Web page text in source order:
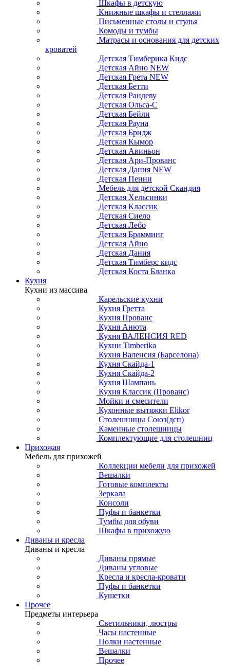
Шкафы в детскую
Книжные шкафы и стеллажи
Письменные столы и стулья
Комоды и тумбы
Матрасы и основания для детских
кроватей
Детская Тимберика Кидс
Детская Айно NEW
Детская Грета NEW
Детская Бетти
Детская Рандеву
Детская Ольса-С
Детская Бейли
Детская Рауна
Детская Бридж
Детская Кымор
Детская Авиньон
Детская Ари-Прованс
Детская Дания NEW
Детская Пенни
Мебель для детской Скандия
Детская Хельсинки
Детская Классик
Детская Сиело
Детская Лебо
Детская Брамминг
Детская Айно
Детская Дания
Детская Тимберс кидс
Детская Коста Бланка
Кухня
Кухни из массива
Карельские кухни
Кухня Гретта
Кухня Прованс
Кухня Анюта
Кухня ВАЛЕНСИЯ RED
Кухни Timberika
Кухня Валенсия (Барселона)
Кухня Скайда-1
Кухня Скайда-2
Кухня Шампань
Кухня Классик (Прованс)
Мойки и смесители
Кухонные вытяжки Elikor
Столешницы Союз(дсп)
Каменные столешницы
Комплектующие для столешниц
Прихожая
Мебель для прихожей
Коллекции мебели для прихожей
Вешалки
Готовые комплекты
Зеркала
Консоли
Пуфы и банкетки
Тумбы для обуви
Шкафы в прихожую
Диваны и кресла
Диваны и кресла
Диваны прямые
Диваны угловые
Кресла и кресла-кровати
Пуфы и банкетки
Кушетки
Прочее
Предметы интерьера
Светильники, люстры
Часы настенные
Полки настенные
Вешалки
Прочее